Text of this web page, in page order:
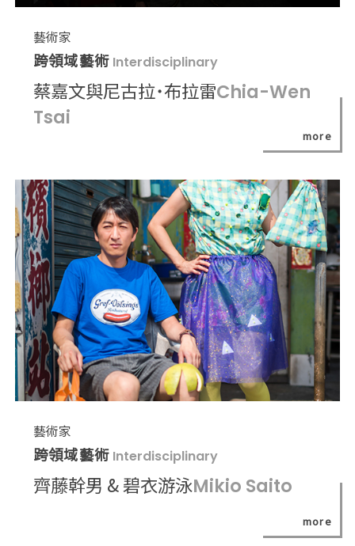
藝術家
跨領域藝術 Interdisciplinary
蔡嘉文與尼古拉˙布拉雷Chia-Wen
Tsai
more
藝術家
跨領域藝術 Interdisciplinary
齊藤幹男 & 碧衣游泳Mikio Saito
more